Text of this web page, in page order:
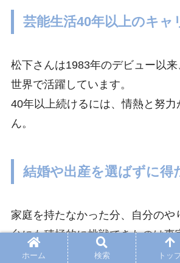
芸能生活40年以上のキャ
松下さんは1983年のデビュー以
世界で活躍しています。
40年以上続けるには、情熱と努力
ん。
結婚や出産を選ばずに得
家庭を持たなかった分、自分のや
台にも積極的に挑戦できたのは事
それは、彼女の生き方を肯定す
ホーム 検索 トッ